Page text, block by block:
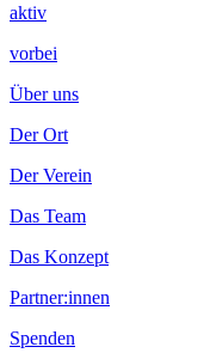
aktiv
vorbei
Über uns
Der Ort
Der Verein
Das Team
Das Konzept
Partner:innen
Spenden